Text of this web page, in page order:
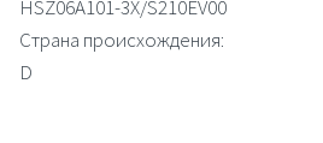
HSZ06A101-3X/S210EV00
Страна происхождения:
D